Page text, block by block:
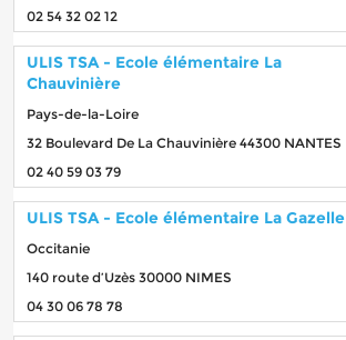
02 54 32 02 12
ULIS TSA - Ecole élémentaire La
Chauvinière
Pays-de-la-Loire
32 Boulevard De La Chauvinière 44300 NANTES
02 40 59 03 79
ULIS TSA - Ecole élémentaire La Gazelle
Occitanie
140 route d’Uzès 30000 NIMES
04 30 06 78 78